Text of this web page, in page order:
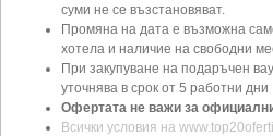
суми не се възстановяват.
Промяна на дата е възможна
хотела и наличие на свободни
При закупуване на подаръчен
уточнява в срок от 5 работни дни
Офертата не важи за
Всички условия на